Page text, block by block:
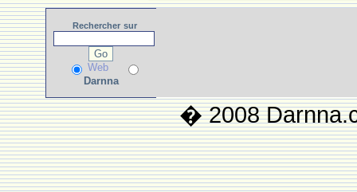
Rechercher sur
Web
Darnna
� 2008